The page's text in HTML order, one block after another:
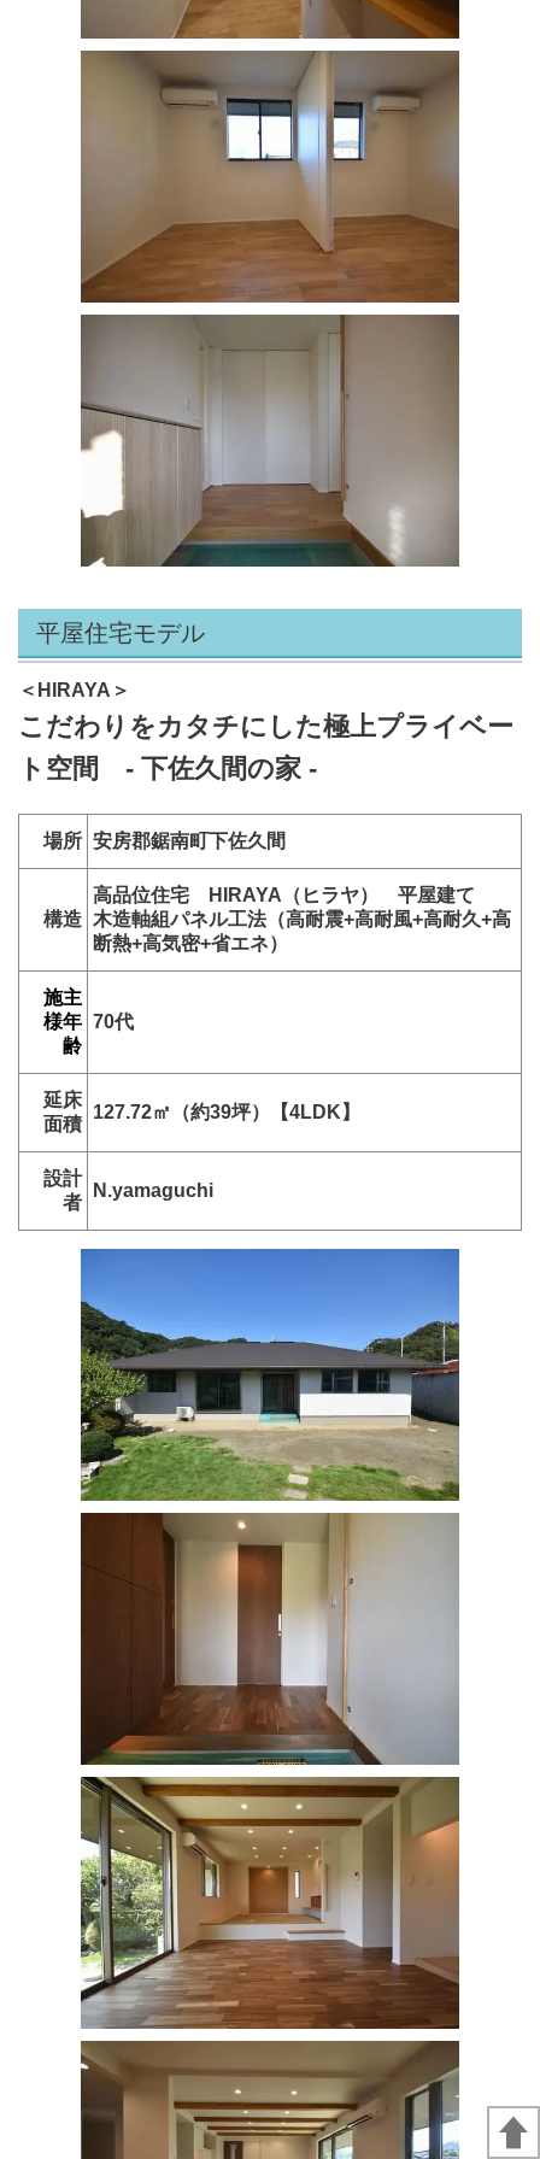
平屋住宅モデル
＜HIRAYA ＞
こだわりをカタチにした極上プライベー
ト空間 - 下佐久間の家 -
場所 安房郡鋸南町下佐久間
構造
高品位住宅 HIRAYA（ヒラヤ） 平屋建て
木造軸組パネル工法（高耐震+高耐風+高耐久+高
断熱+高気密+省エネ）
施主
様年
齢
70代
延床
面積
127.72㎡（約39坪）【4LDK】
設計
者
N.yamaguchi